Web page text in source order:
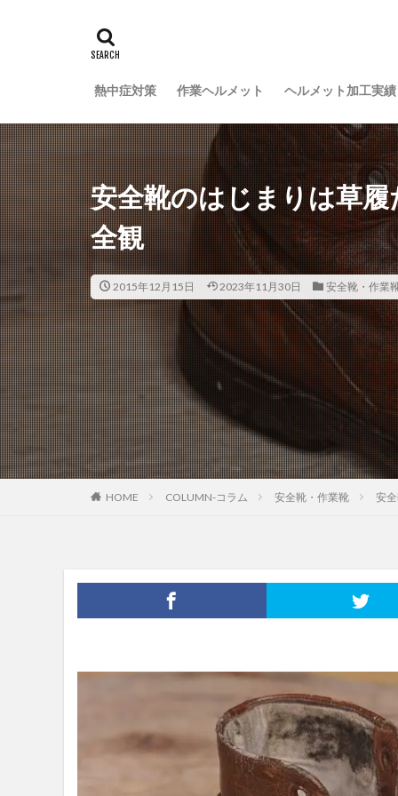
熱中症対策 作業ヘルメット ヘルメット加工実績
安全靴のはじまりは草
全観
2015年12月15日 2023年11月30日 安全靴・作業
HOME COLUMN-コラム 安全靴・作業靴 安